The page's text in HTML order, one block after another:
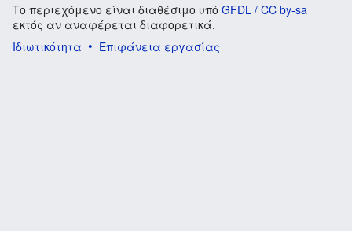
Το περιεχόμενο είναι διαθέσιμο υπό GFDL / CC by-sa
εκτός αν αναφέρεται διαφορετικά.
Ιδιωτικότητα
Επιφάνεια εργασίας